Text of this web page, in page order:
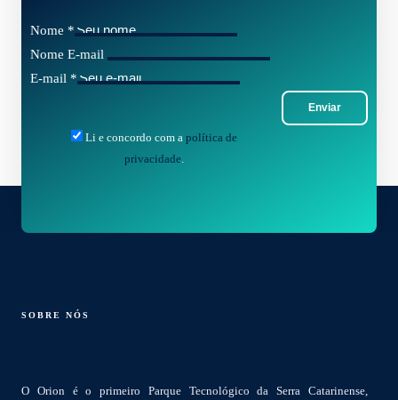
Nome *
Nome E-mail
E-mail *
Enviar
Li e concordo com a política de
privacidade.
SOBRE NÓS
O Orion é o primeiro Parque Tecnológico da Serra Catarinense,